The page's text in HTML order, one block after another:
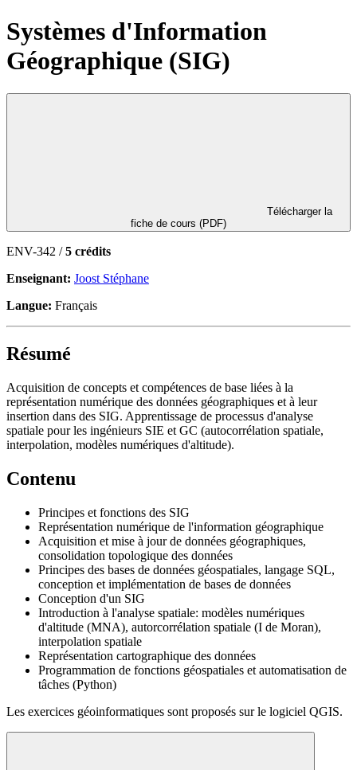
Systèmes d'Information
Géographique (SIG)
fiche de cours (PDF)
ENV-342 /5 crédits
Enseignant: Joost Stéphane
Langue: Français
Résumé
Acquisition de concepts et compétences de base liées à la
représentation numérique des données géographiques et à leur
insertion dans des SIG. Apprentissage de processus d'analyse
spatiale pour les ingénieurs SIE et GC (autocorrélation spatiale,
interpolation, modèles numériques d'altitude).
Contenu
Principes et fonctions des SIG
Représentation numérique de l'information géographique
Acquisition et mise à jour de données géographiques,
consolidation topologique des données
Principes des bases de données géospatiales, langage SQL,
conception et implémentation de bases de données
Conception d'un SIG
Introduction à l'analyse spatiale: modèles numériques
d'altitude (MNA), autorcorrélation spatiale (I de Moran),
interpolation spatiale
Représentation cartographique des données
Programmation de fonctions géospatiales et automatisation de
tâches (Python)
Les exercices géoinformatiques sont proposés sur le logiciel QGIS.